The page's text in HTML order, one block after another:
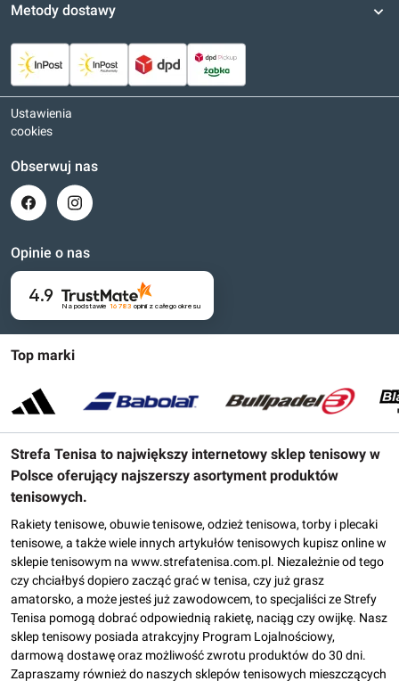
Top marki
Strefa Tenisa to największy internetowy sklep tenisowy w
Polsce oferujący najszerszy asortyment produktów
tenisowych.
Rakiety tenisowe, obuwie tenisowe, odzież tenisowa, torby i plecaki
tenisowe, a także wiele innych artykułów tenisowych kupisz online w
sklepie tenisowym na www.strefatenisa.com.pl. Niezależnie od tego
czy chciałbyś dopiero zacząć grać w tenisa, czy już grasz
amatorsko, a może jesteś już zawodowcem, to specjaliści ze Strefy
Tenisa pomogą dobrać odpowiednią rakietę, naciąg czy owijkę. Nasz
sklep tenisowy posiada atrakcyjny Program Lojalnościowy,
darmową dostawę oraz możliwość zwrotu produktów do 30 dni.
Zapraszamy również do naszych sklepów tenisowych mieszczących
Metody dostawy
Ustawienia
cookies
Obserwuj nas
Opinie o nas
4.9
Na podstawie 16 783 opinii z całego okresu